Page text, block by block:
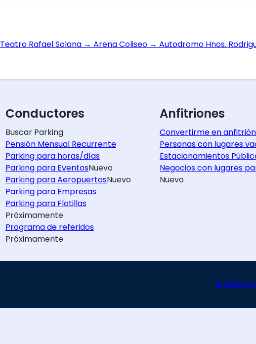
Teatro Rafael Solana → Arena Coliseo → Autodromo Hnos.
Conductores
Buscar Parking
Pensión Mensual Recurrente
Parking para horas/días
Parking para EventosNuevo
Parking para AeropuertosNuevo
Parking para Empresas
Parking para Flotillas
Próximamente
Programa de referidos
Próximamente
Anfitriones
Convertirme en anfitrión
Personas con lugares
Estacionamientos
Negocios con lugares
Nuevo
© 2026